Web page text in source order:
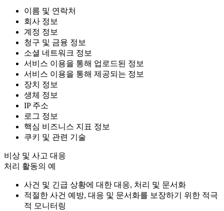
이름 및 연락처
회사 정보
계정 정보
청구 및 금융 정보
소셜 네트워크 정보
서비스 이용을 통해 업로드된 정보
서비스 이용을 통해 제공되는 정보
장치 정보
생체 정보
IP 주소
로그 정보
핵심 비즈니스 지표 정보
쿠키 및 관련 기술
비상 및 사고 대응
처리 활동의 예
사건 및 긴급 상황에 대한 대응, 처리 및 문서화
적절한 사건 예방, 대응 및 문서화를 보장하기 위한 적극
적 모니터링